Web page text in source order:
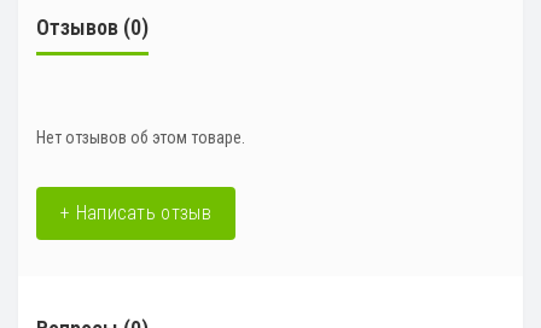
Отзывов (0)
Нет отзывов об этом товаре.
+ Написать отзыв